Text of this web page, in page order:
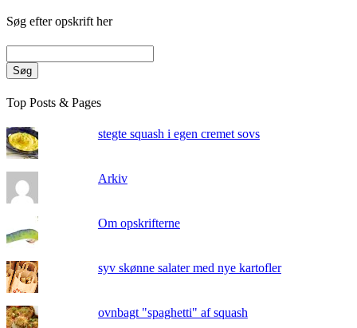
Søg efter opskrift her
Søg
Top Posts & Pages
stegte squash i egen cremet sovs
Arkiv
Om opskrifterne
syv skønne salater med nye kartofler
ovnbagt "spaghetti" af squash